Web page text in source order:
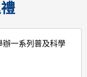
辦一系列普及科學